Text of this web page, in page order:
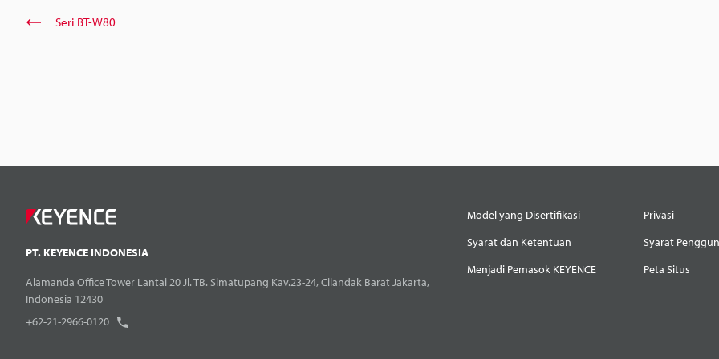
Seri BT-W80
PT. KEYENCE INDONESIA
Alamanda Office Tower Lantai 20 Jl. TB. Simatupang Kav.23-24, Cilandak Barat Jakarta,
Indonesia 12430
+62-21-2966-0120
Model yang Disertifikasi
Privasi
Syarat dan Ketentuan
Syarat
Menjadi Pemasok KEYENCE
Peta Situs